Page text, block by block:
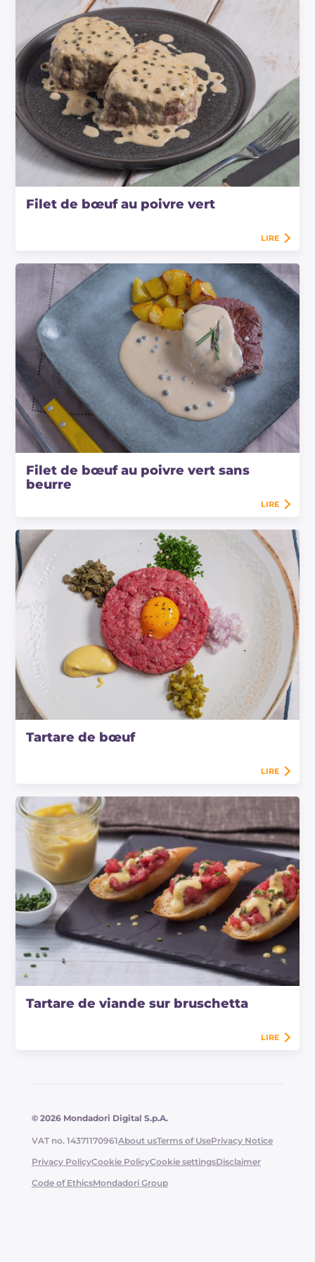
Filet de bœuf au poivre vert
LIRE
Filet de bœuf au poivre vert sans
beurre
LIRE
Tartare de bœuf
LIRE
Tartare de viande sur bruschetta
LIRE
© 2026 Mondadori Digital S.p.A.
VAT no. 14371170961About usTerms of UsePrivacy Notice
Privacy PolicyCookie PolicyCookie settingsDisclaimer
Code of EthicsMondadori Group